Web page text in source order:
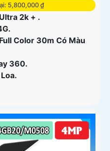
5,800,000 ₫
Ultra 2k + .
Full Color 30m Có Màu
360.